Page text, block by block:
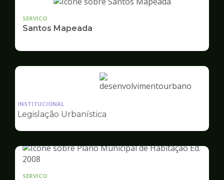
SERVICO
Santos Mapeada
Ilustração
Desenvolvimento
Urbano
INSTITUCIONAL
Legislação Urbanística
SERVICO